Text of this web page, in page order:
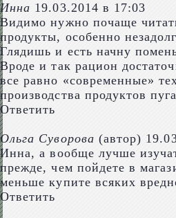
Инна 19.03.2014 в 17:03
Видимо нужно почаще
продукты, особенно
Глядишь и есть начну
Вроде и так рацион
все равно «современные»
производства продуктов
Ответить
Ольга Суворова (автор)
Инна, а вообще лучше
прежде, чем пойдете в
меньше купите всяких
Ответить